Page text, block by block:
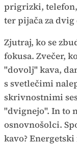
prigrizki,
ter pijača za
Zjutraj, ko se
fokusa. Zvečer,
"dovolj" kava,
s svetlečimi
skrivnostnimi
"dvignejo". In to
osnovnošolci.
kavo?